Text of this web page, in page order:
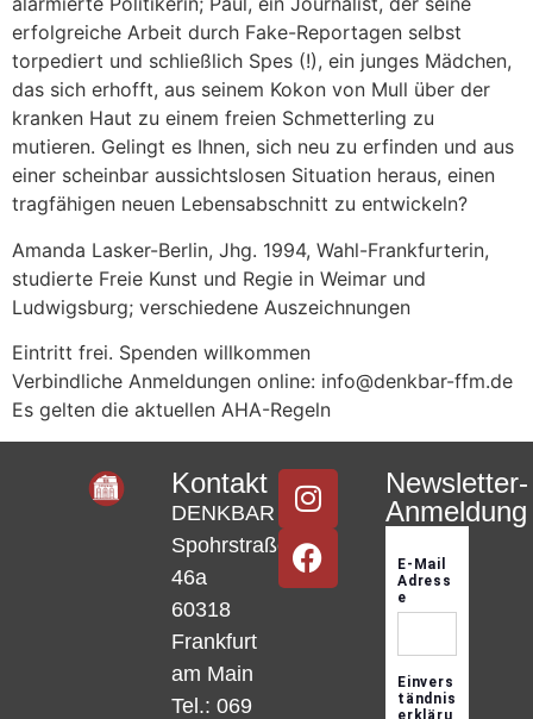
erfolgreiche Arbeit durch Fake-Reportagen selbst
torpediert und schließlich Spes (!), ein junges Mädchen,
das sich erhofft, aus seinem Kokon von Mull über der
kranken Haut zu einem freien Schmetterling zu
mutieren. Gelingt es Ihnen, sich neu zu erfinden und aus
einer scheinbar aussichtslosen Situation heraus, einen
tragfähigen neuen Lebensabschnitt zu entwickeln?
Amanda Lasker-Berlin, Jhg. 1994, Wahl-Frankfurterin,
studierte Freie Kunst und Regie in Weimar und
Ludwigsburg; verschiedene Auszeichnungen
Eintritt frei. Spenden willkommen
Verbindliche Anmeldungen online: info@denkbar-ffm.de
Es gelten die aktuellen AHA-Regeln
Kontakt
DENKBAR
Spohrstraße
46a
60318
Frankfurt
am Main
Tel.: 069
Newsletter-
Anmeldung